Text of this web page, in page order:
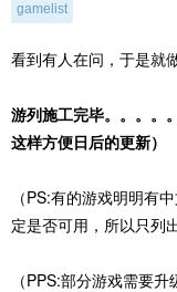
gamelist
看到有人在问，于是就
游列施工完毕。。。。
这样方便日后的更新）
（PS:有的游戏明明有
定是否可用，所以只列
（PPS:部分游戏需要升